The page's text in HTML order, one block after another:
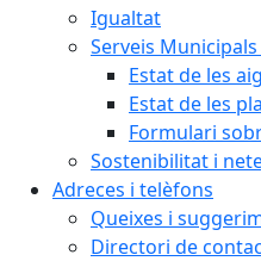
Igualtat
Serveis
Estat de les
Estat de les
Formulari
Sostenibilitat i
Adreces i telèfons
Queixes i
Directori de